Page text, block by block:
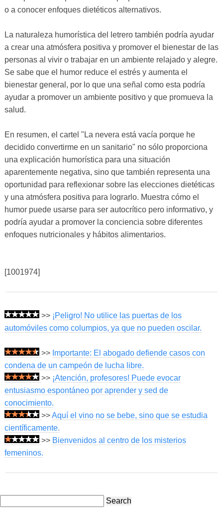
o a conocer enfoques dietéticos alternativos.
La naturaleza humorística del letrero también podría ayudar
a crear una atmósfera positiva y promover el bienestar de las
personas al vivir o trabajar en un ambiente relajado y alegre.
Se sabe que el humor reduce el estrés y aumenta el
bienestar general, por lo que una señal como esta podría
ayudar a promover un ambiente positivo y que promueva la
salud.
En resumen, el cartel "La nevera está vacía porque he
decidido convertirme en un sanitario" no sólo proporciona
una explicación humorística para una situación
aparentemente negativa, sino que también representa una
oportunidad para reflexionar sobre las elecciones dietéticas
y una atmósfera positiva para lograrlo. Muestra cómo el
humor puede usarse para ser autocrítico pero informativo, y
podría ayudar a promover la conciencia sobre diferentes
enfoques nutricionales y hábitos alimentarios.
[1001974]
>> ¡Peligro! No utilice las puertas de los
automóviles como columpios, ya que no pueden oscilar.
>> Importante: El abogado defiende casos con
condena de un campeón de lucha libre.
>> ¡Atención, profesores! Puede evocar
entusiasmo espontáneo por aprender y sed de
conocimiento.
>>Aquí el vino no se bebe, sino que se estudia
científicamente.
>> Bienvenidos al centro de los misterios
femeninos.
Search